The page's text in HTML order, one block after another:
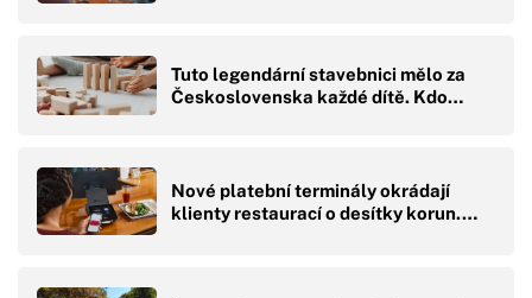
Tuto legendární stavebnici mělo za
Československa každé dítě. Kdo…
Nové platební terminály okrádají
klienty restaurací o desítky korun.…